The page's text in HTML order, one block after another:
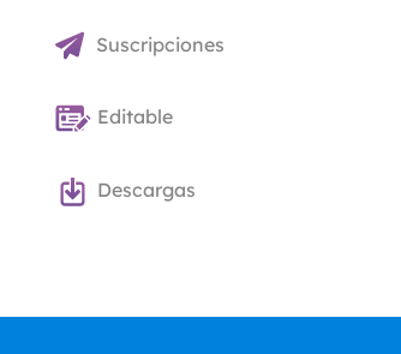
Suscripciones
Editable
Descargas